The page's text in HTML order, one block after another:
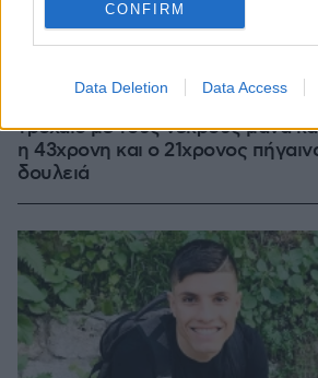
CONFIRM
Data Deletion Data Access
τροχαίο με τους νεκρούς μάνα
η 43χρονη και ο 21χρονος
δουλειά
07.08.2026, 13:17